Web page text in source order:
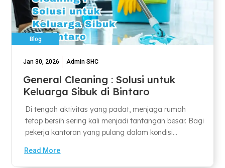
Blog
Jan 30, 2026 Admin SHC
General Cleaning : Solusi untuk
Keluarga Sibuk di Bintaro
Di tengah aktivitas yang padat, menjaga rumah
tetap bersih sering kali menjadi tantangan besar. Bagi
pekerja kantoran yang pulang dalam kondisi...
Read More